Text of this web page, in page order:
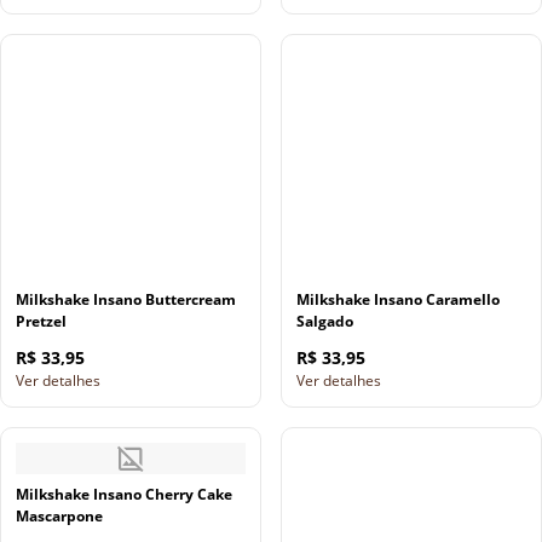
Milkshake Insano Buttercream
Pretzel
R$ 33,95
Ver detalhes
Milkshake Insano Caramello
Salgado
R$ 33,95
Ver detalhes
Milkshake Insano Cherry Cake
Mascarpone